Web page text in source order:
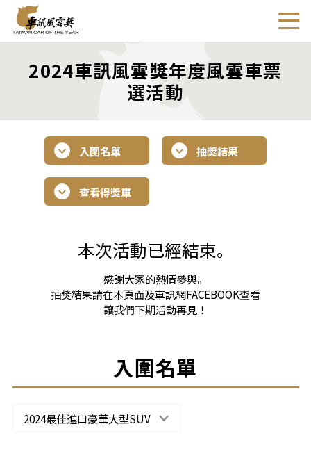
2024車訊風雲獎年度風雲車票
選活動
入圍名單 抽獎結果
查看得獎車
本次活動已經結束。
感謝大家的熱情參與。
抽獎結果請在本頁面及車訊網FACEBOOK查看
讓我們下期活動再見！
入圍名單
2024最佳進口豪華大型SUV